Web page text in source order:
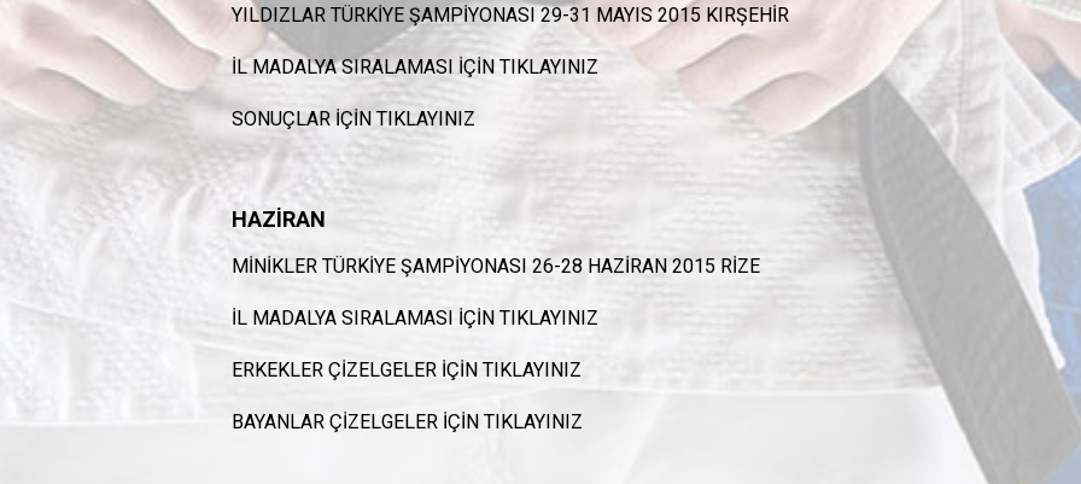
YILDIZLAR TÜRKİYE ŞAMPİYONASI 29-31 MAYIS 2015 KIRŞEHİR
İL MADALYA SIRALAMASI İÇİNTIKLAYINIZ
SONUÇLAR İÇİNTIKLAYINIZ
HAZİRAN
MİNİKLER TÜRKİYE ŞAMPİYONASI 26-28 HAZİRAN 2015 RİZE
İL MADALYA SIRALAMASI İÇİNTIKLAYINIZ
ERKEKLER ÇİZELGELER İÇİNTIKLAYINIZ
BAYANLAR ÇİZELGELER İÇİNTIKLAYINIZ